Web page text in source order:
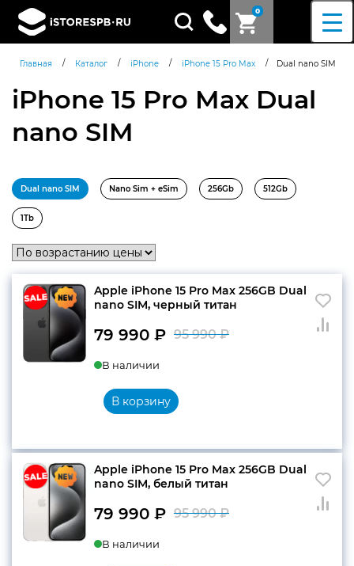
0
Поиск
товаров
Главная / Каталог / iPhone / iPhone 15 Pro Max / Dual nano SIM
iPhone 15 Pro Max Dual
nano SIM
Dual nano SIM Nano Sim + eSim 256Gb 512Gb
1Tb
Apple iPhone 15 Pro Max 256GB Dual
nano SIM, черный титан
95 990₽
79 990 ₽
В наличии
В корзину
Apple iPhone 15 Pro Max 256GB Dual
nano SIM, белый титан
95 990₽
79 990 ₽
В наличии
конфиденциальности
+7 812 318-40-14
(c 10:00 до 21:00, без
выходных)